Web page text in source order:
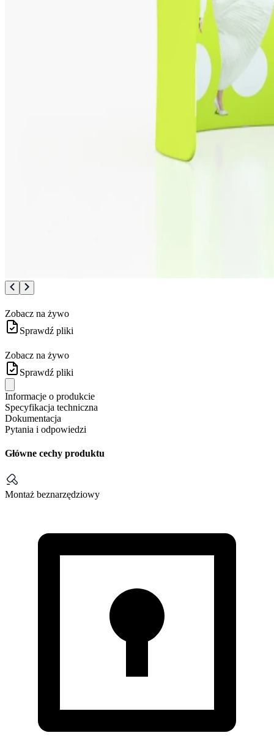
Zobacz na żywo
Sprawdź pliki
Zobacz na żywo
Sprawdź pliki
Informacje o produkcie
Specyfikacja techniczna
Dokumentacja
Pytania i odpowiedzi
Główne cechy produktu
Montaż beznarzędziowy